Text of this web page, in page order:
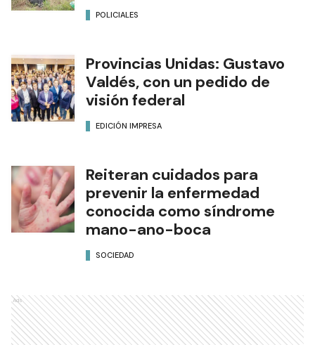
POLICIALES
Provincias Unidas: Gustavo
Valdés, con un pedido de
visión federal
EDICIÓN IMPRESA
Reiteran cuidados para
prevenir la enfermedad
conocida como síndrome
mano-ano-boca
SOCIEDAD
Ads